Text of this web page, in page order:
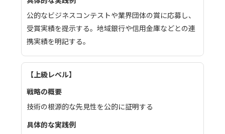
公的なビジネスコンテストや業界団体の賞に応募し、
受賞実績を提示する。地域銀行や信用金庫などとの連
携実績を明記する。
上級レベル
技術の根源的な先見性を公的に証明する